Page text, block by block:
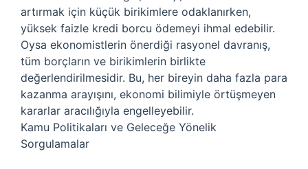
artırmak için küçük birikimlere odaklanırken,
yüksek faizle kredi borcu ödemeyi ihmal edebilir.
Oysa ekonomistlerin önerdiği rasyonel davranış,
tüm borçların ve birikimlerin birlikte
değerlendirilmesidir. Bu, her bireyin daha fazla para
kazanma arayışını, ekonomi bilimiyle örtüşmeyen
kararlar aracılığıyla engelleyebilir.
Kamu Politikaları ve Geleceğe Yönelik
Sorgulamalar